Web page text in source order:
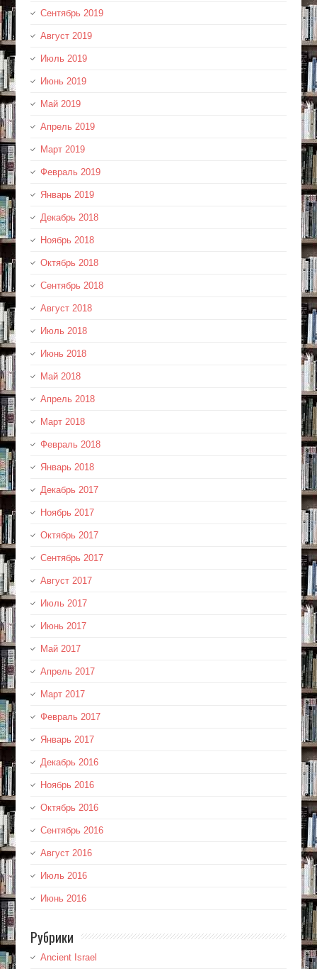
Сентябрь 2019
Август 2019
Июль 2019
Июнь 2019
Май 2019
Апрель 2019
Март 2019
Февраль 2019
Январь 2019
Декабрь 2018
Ноябрь 2018
Октябрь 2018
Сентябрь 2018
Август 2018
Июль 2018
Июнь 2018
Май 2018
Апрель 2018
Март 2018
Февраль 2018
Январь 2018
Декабрь 2017
Ноябрь 2017
Октябрь 2017
Сентябрь 2017
Август 2017
Июль 2017
Июнь 2017
Май 2017
Апрель 2017
Март 2017
Февраль 2017
Январь 2017
Декабрь 2016
Ноябрь 2016
Октябрь 2016
Сентябрь 2016
Август 2016
Июль 2016
Июнь 2016
Рубрики
Ancient Israel